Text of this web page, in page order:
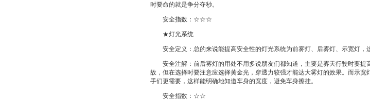
时要命的就是争分夺秒。
安全指数：☆☆☆
★灯光系统
安全定义：总的来说能提高安全性的灯光系统为前雾灯、后雾灯、示宽灯，这
安全注解：前后雾灯的用处不用多说朋友们都知道，主要是雾天行驶时要提
故，但在选择时要注意应选择黄金光，穿透力较强才能达大雾灯的效果。而示宽
手们更需要，这样能明确地知道车身的宽度，避免车身擦挂。
安全指数：☆☆